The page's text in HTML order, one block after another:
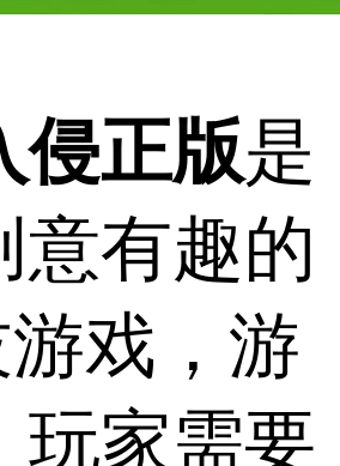
侵正版是
意有趣的
戏，游
玩家需要